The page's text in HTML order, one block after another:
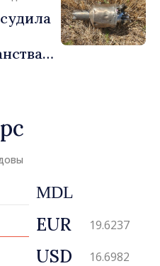
MDL
EUR 19.6237
USD 16.6982